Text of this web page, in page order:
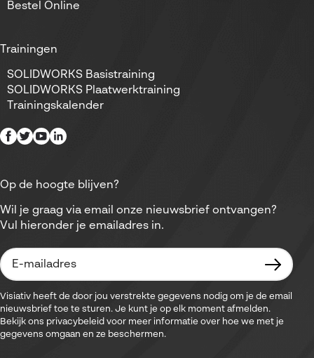
Bestel Online
Trainingen
SOLIDWORKS Basistraining
SOLIDWORKS Plaatwerktraining
Trainingskalender
Op de hoogte blijven?
Wil je graag via email onze nieuwsbrief ontvangen?
Vul hieronder je emailadres in.
Visiativ heeft de door jou verstrekte gegevens nodig om je de email
nieuwsbrief toe te sturen. Je kunt je op elk moment afmelden.
Bekijk ons privacybeleid voor meer informatie over hoe we met je
gegevens omgaan en ze beschermen.